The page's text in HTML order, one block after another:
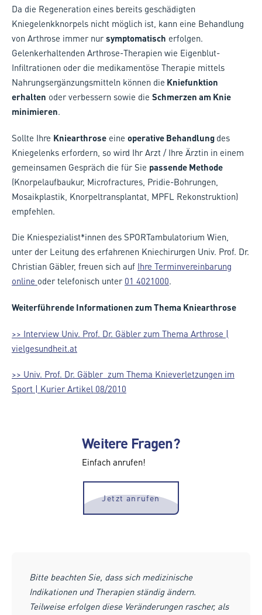
Da die Regeneration eines bereits geschädigten
Kniegelenkknorpels nicht möglich ist, kann eine Behandlung
von Arthrose immer nur symptomatisch erfolgen.
Gelenkerhaltenden Arthrose-Therapien wie Eigenblut-
Infiltrationen oder die medikamentöse Therapie mittels
Nahrungsergänzungsmitteln können die Kniefunktion
erhalten oder verbessern sowie die Schmerzen am Knie
minimieren.
Sollte Ihre Kniearthrose eine operative Behandlung des
Kniegelenks erfordern, so wird Ihr Arzt / Ihre Ärztin in einem
gemeinsamen Gespräch die für Sie passende Methode
(Knorpelaufbaukur, Microfractures, Pridie-Bohrungen,
Mosaikplastik, Knorpeltransplantat, MPFL Rekonstruktion)
empfehlen.
Die Kniespezialist*innen des SPORTambulatorium Wien,
unter der Leitung des erfahrenen Kniechirurgen Univ. Prof. Dr.
Christian Gäbler, freuen sich auf Ihre Terminvereinbarung
online oder telefonisch unter 01 4021000.
Weiterführende Informationen zum Thema Kniearthrose
>> Interview Univ. Prof. Dr. Gäbler zum Thema Arthrose |
vielgesundheit.at
>> Univ. Prof. Dr. Gäbler zum Thema Knieverletzungen im
Sport | Kurier Artikel 08/2010
Weitere Fragen?
Einfach anrufen!
Jetzt anrufen
Bitte beachten Sie, dass sich medizinische
Indikationen und Therapien ständig ändern.
Teilweise erfolgen diese Veränderungen rascher, als